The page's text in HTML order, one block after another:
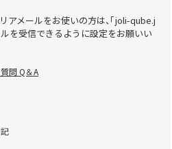
アメールをお使いの方は、「joli-qube.j
を受信できるように設定をお願いい
問 Q＆A